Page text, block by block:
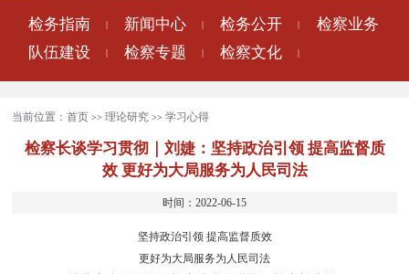
检务指南 新闻中心 检务公开
检察业务
队伍建设
检察专题 检察文化
当前位置：首页 >>理论研究 >>学习心得
检察长谈学习贯彻｜刘婕：坚持政治引领 提高监督质
效 更好为大局服务为人民司法
时间：2022-06-15
坚持政治引领 提高监督质效
更好为大局服务为人民司法